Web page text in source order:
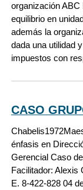
organización ABC
equilibrio en
además la
dada una utilidad
impuestos con
CASO
Chabelis1972
énfasis en
Gerencial Caso
Facilitador: Alexis
E. 8-422-828 04